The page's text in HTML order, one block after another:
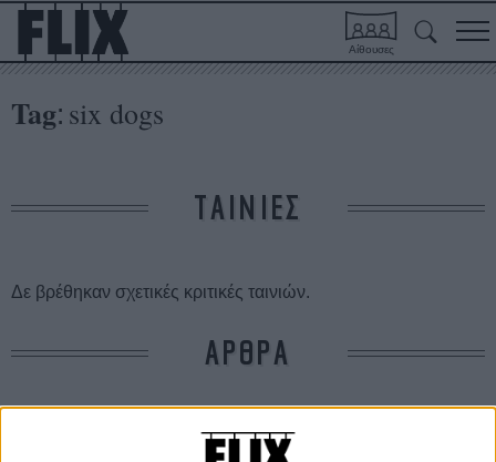
Αίθουσες
Tag: six dogs
ΤΑΙΝΙΕΣ
Δε βρέθηκαν σχετικές κριτικές ταινιών.
ΑΡΘΡΑ
Η δεύτερη φορά είναι η καλύτερη! 2ήμερο νέου
ανεξάρτητου ελληνικού κινηματογράφου στο six d.o.g.s